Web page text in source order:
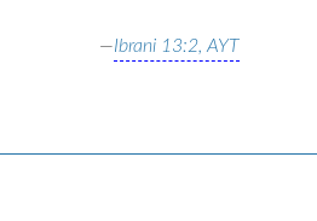
—Ibrani 13:2, AYT